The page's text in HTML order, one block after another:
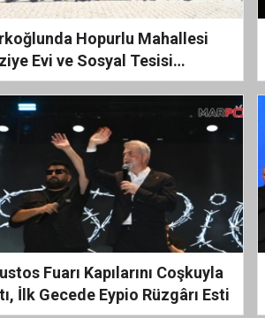
Hopurlu Mahallesi
Evi ve Sosyal Tesisi
Açıldı
Fuarı Kapılarını Coşkuyla
İlk Gecede Eypio Rüzgârı Esti